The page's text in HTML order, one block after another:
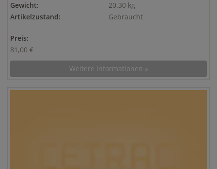
Gewicht:
20.30 kg
Artikelzustand:
Gebraucht
Preis:
81,00 €
Weitere Informationen »